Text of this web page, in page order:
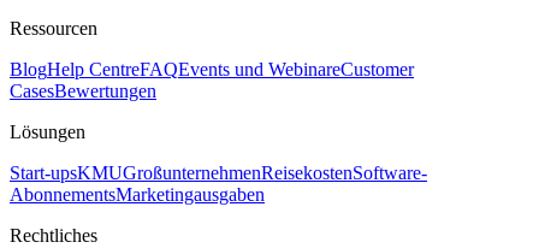
Ressourcen
BlogHelp CentreFAQEvents und WebinareCustomer
CasesBewertungen
Lösungen
Start-upsKMUGroßunternehmenReisekostenSoftware-
AbonnementsMarketingausgaben
Rechtliches